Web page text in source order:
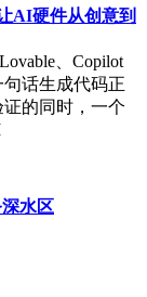
AI硬件从创意到
、Copilot
话生成代码正
的同时，一个
水区